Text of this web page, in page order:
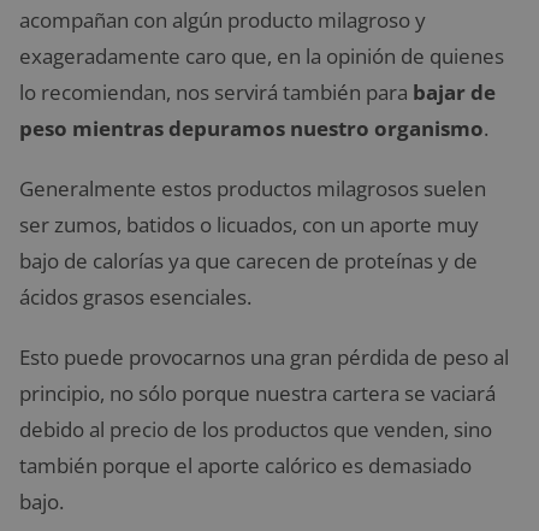
acompañan con algún producto milagroso y
exageradamente caro que, en la opinión de quienes
lo recomiendan, nos servirá también para bajar de
peso mientras depuramos nuestro organismo.
Generalmente estos productos milagrosos suelen
ser zumos, batidos o licuados, con un aporte muy
bajo de calorías ya que carecen de proteínas y de
ácidos grasos esenciales.
Esto puede provocarnos una gran pérdida de peso al
principio, no sólo porque nuestra cartera se vaciará
debido al precio de los productos que venden, sino
también porque el aporte calórico es demasiado
bajo.